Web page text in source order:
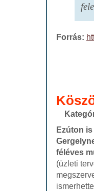
Forrás:
Ezúton
féléves
(üzleti